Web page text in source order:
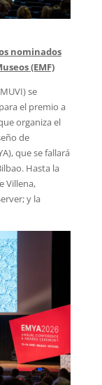
nominados
(EMF)
se
el premio a
organiza el
de
que se fallará
Hasta la
Villena,
y la